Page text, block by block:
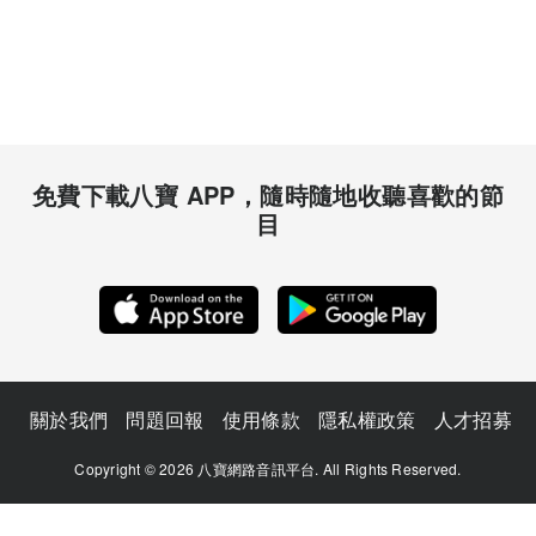
免費下載八寶 APP，隨時隨地收聽喜歡的節
目
關於我們 問題回報 使用條款 隱私權政策 人才招募
Copyright © 2026 八寶網路音訊平台. All Rights Reserved.